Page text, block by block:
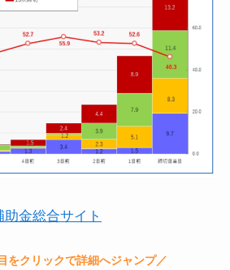
金総合サイト